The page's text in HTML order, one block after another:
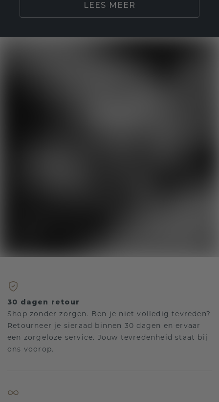
LEES MEER
30 dagen retour
Shop zonder zorgen. Ben je niet volledig tevreden?
Retourneer je sieraad binnen 30 dagen en ervaar
een zorgeloze service. Jouw tevredenheid staat bij
ons voorop.